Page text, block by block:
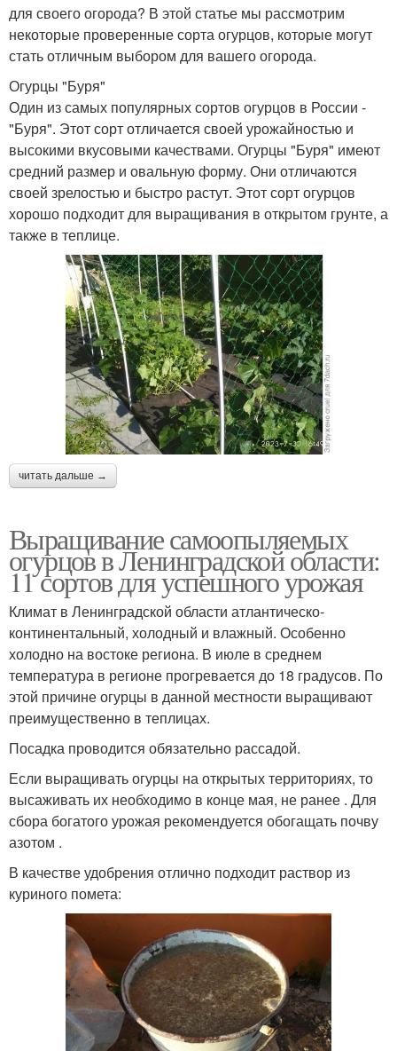
для своего огорода? В этой статье мы рассмотрим
некоторые проверенные сорта огурцов, которые могут
стать отличным выбором для вашего огорода.
Огурцы "Буря"
Один из самых популярных сортов огурцов в России -
"Буря". Этот сорт отличается своей урожайностью и
высокими вкусовыми качествами. Огурцы "Буря" имеют
средний размер и овальную форму. Они отличаются
своей зрелостью и быстро растут. Этот сорт огурцов
хорошо подходит для выращивания в открытом грунте, а
также в теплице.
читать дальше →
Выращивание самоопыляемых
огурцов в Ленинградской области:
11 сортов для успешного урожая
Климат в Ленинградской области атлантическо-
континентальный, холодный и влажный. Особенно
холодно на востоке региона. В июле в среднем
температура в регионе прогревается до 18 градусов. По
этой причине огурцы в данной местности выращивают
преимущественно в теплицах.
Посадка проводится обязательно рассадой.
Если выращивать огурцы на открытых территориях, то
высаживать их необходимо в конце мая, не ранее . Для
сбора богатого урожая рекомендуется обогащать почву
азотом .
В качестве удобрения отлично подходит раствор из
куриного помета: